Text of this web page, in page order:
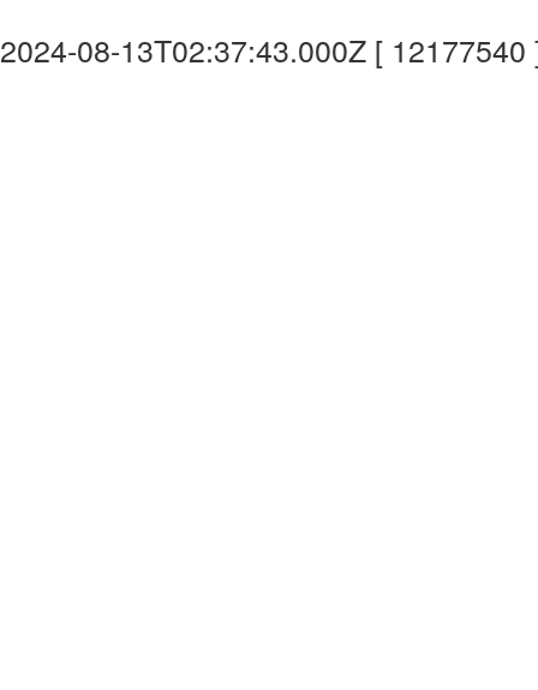
2024-08-13T02:37:43.000Z [ 12177540